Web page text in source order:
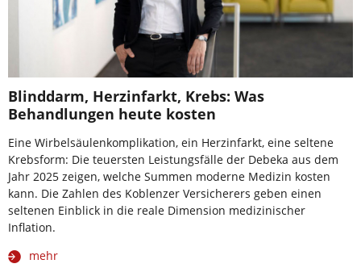
Blinddarm, Herzinfarkt, Krebs: Was
Behandlungen heute kosten
Eine Wirbelsäulenkomplikation, ein Herzinfarkt, eine seltene
Krebsform: Die teuersten Leistungsfälle der Debeka aus dem
Jahr 2025 zeigen, welche Summen moderne Medizin kosten
kann. Die Zahlen des Koblenzer Versicherers geben einen
seltenen Einblick in die reale Dimension medizinischer
Inflation.
mehr